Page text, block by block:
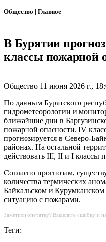
Общество | Главное
В Бурятии
классы пожарной
Общество 11 июня 2026 г.,
По данным Бурятского
гидрометеорологии и
ближайшие дни в
пожарной опасности. IV
прогнозируется в Северо-
районах. На остальной
действовать III, II и I классы
Согласно прогнозам,
количества термических
Байкальском и
ситуацию с пожарами.
Заметили опечатку? Выделите ошибку и
Теги: